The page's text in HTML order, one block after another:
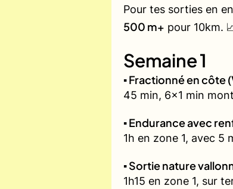
Pour tes sorties en
500 m+ pour 10km.
Semaine 1
▪️ Fractionné en côte
45 min, 6x1 min
▪️ Endurance avec
1h en zone 1, avec 5
▪️ Sortie nature
1h15 en zone 1, sur